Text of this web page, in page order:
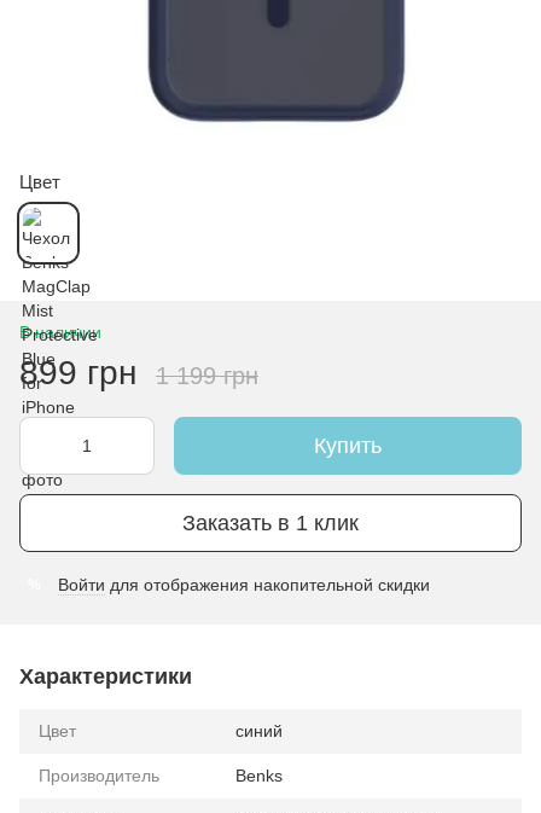
Цвет
В наличии
899 грн 1 199 грн
Купить
Заказать в 1 клик
Войти для отображения накопительной скидки
Характеристики
Цвет синий
Производитель Benks